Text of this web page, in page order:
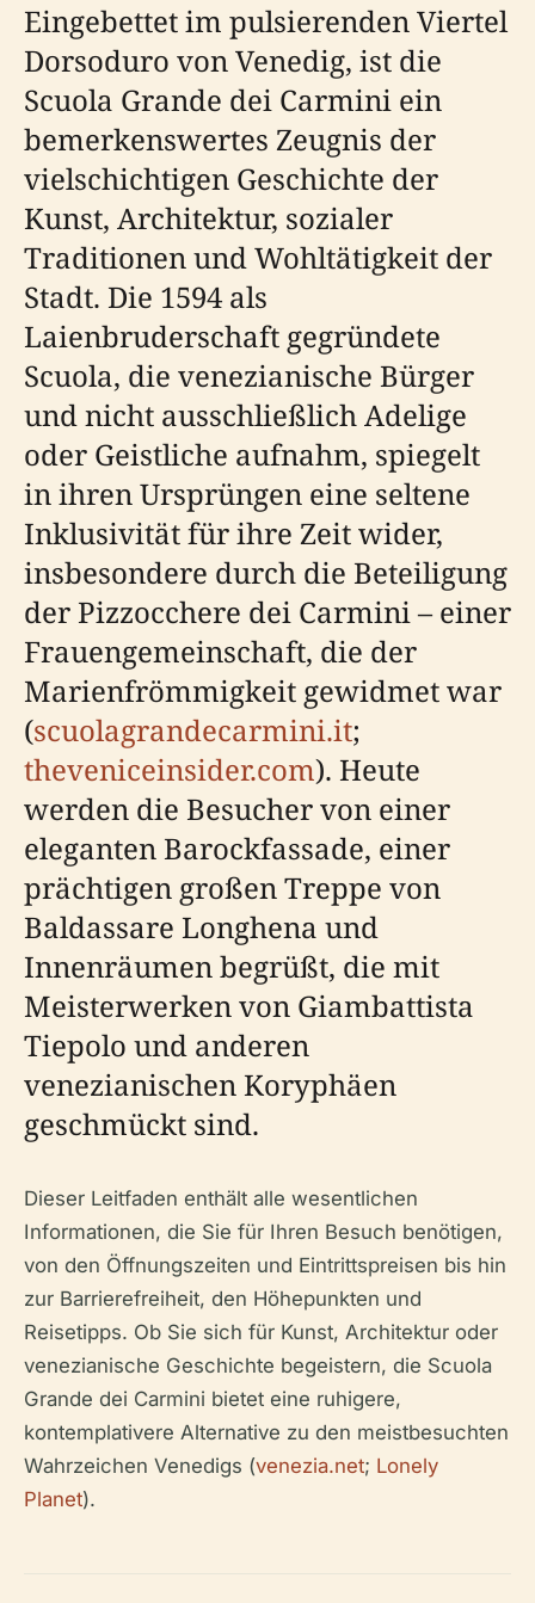
Eingebettet im pulsierenden Viertel
Dorsoduro von Venedig, ist die
Scuola Grande dei Carmini ein
bemerkenswertes Zeugnis der
vielschichtigen Geschichte der
Kunst, Architektur, sozialer
Traditionen und Wohltätigkeit der
Stadt. Die 1594 als
Laienbruderschaft gegründete
Scuola, die venezianische Bürger
und nicht ausschließlich Adelige
oder Geistliche aufnahm, spiegelt
in ihren Ursprüngen eine seltene
Inklusivität für ihre Zeit wider,
insbesondere durch die Beteiligung
der Pizzocchere dei Carmini – einer
Frauengemeinschaft, die der
Marienfrömmigkeit gewidmet war
(scuolagrandecarmini.it;
theveniceinsider.com). Heute
werden die Besucher von einer
eleganten Barockfassade, einer
prächtigen großen Treppe von
Baldassare Longhena und
Innenräumen begrüßt, die mit
Meisterwerken von Giambattista
Tiepolo und anderen
venezianischen Koryphäen
geschmückt sind.
Dieser Leitfaden enthält alle wesentlichen
Informationen, die Sie für Ihren Besuch benötigen,
von den Öffnungszeiten und Eintrittspreisen bis hin
zur Barrierefreiheit, den Höhepunkten und
Reisetipps. Ob Sie sich für Kunst, Architektur oder
venezianische Geschichte begeistern, die Scuola
Grande dei Carmini bietet eine ruhigere,
kontemplativere Alternative zu den meistbesuchten
Wahrzeichen Venedigs (venezia.net; Lonely
Planet).